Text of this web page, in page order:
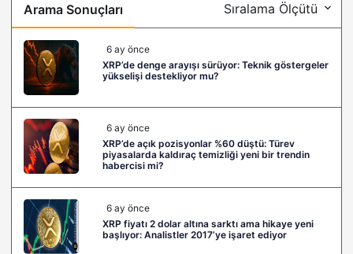
Arama Sonuçları
6 ay önce
XRP’de denge arayışı sürüyor: Teknik göstergeler
yükselişi destekliyor mu?
6 ay önce
XRP’de açık pozisyonlar %60 düştü: Türev
piyasalarda kaldıraç temizliği yeni bir trendin
habercisi mi?
6 ay önce
XRP fiyatı 2 dolar altına sarktı ama hikaye yeni
başlıyor: Analistler 2017’ye işaret ediyor
Sıralama Ölçütü